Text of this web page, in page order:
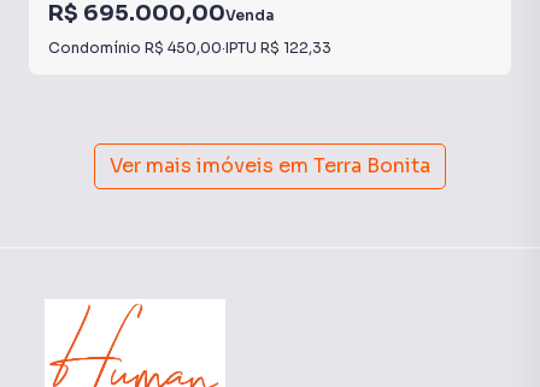
R$ 695.000,00Venda
Condomínio R$ 450,00·IPTU R$ 122,33
Ver mais imóveis em Terra Bonita